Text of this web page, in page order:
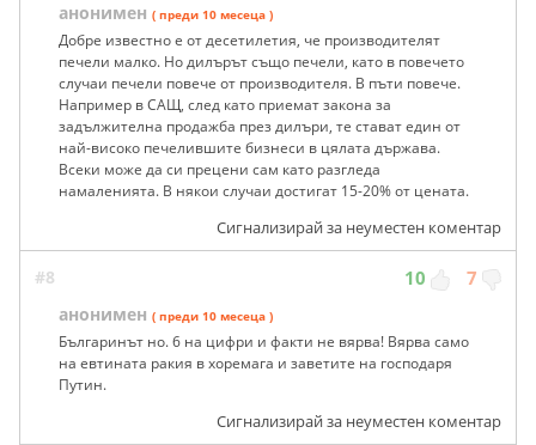
анонимен ( преди 10 месеца )
Добре известно е от десетилетия, че производителят
печели малко. Но дилърът също печели, като в повечето
случаи печели повече от производителя. В пъти повече.
Например в САЩ, след като приемат закона за
задължителна продажба през дилъри, те стават един от
най-високо печелившите бизнеси в цялата държава.
Всеки може да си прецени сам като разгледа
намаленията. В някои случаи достигат 15-20% от цената.
Сигнализирай за неуместен коментар
#8 10 7
анонимен ( преди 10 месеца )
Българинът но. 6 на цифри и факти не вярва! Вярва само
на евтината ракия в хоремага и заветите на господаря
Путин.
Сигнализирай за неуместен коментар